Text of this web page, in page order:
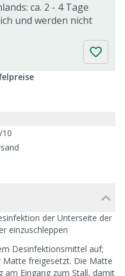
ca. 2 - 4 Tage
und werden nicht
der Unterseite der
einzuschleppen
Desinfektionsmittel auf;
Matte freigesetzt. Die Matte
am Eingang zum Stall, damit